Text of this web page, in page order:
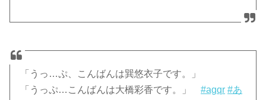
「うっ…ぷ、こんばんは巽悠衣子です。」
「うっぷ…こんばんは大橋彩香です。」#agqr #あ